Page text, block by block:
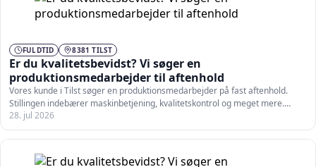
FULDTID 8381 TILST
Er du kvalitetsbevidst? Vi søger en
produktionsmedarbejder til aftenhold
Vores kunde i Tilst søger en produktionsmedarbejder på fast aftenhold.
Stillingen indebærer maskinbetjening, kvalitetskontrol og meget mere.
Som…
28. jul 2026